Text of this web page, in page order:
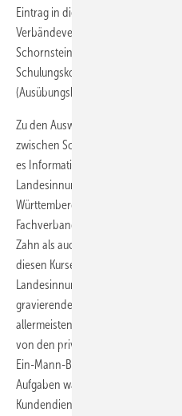
Eintrag in die Handwerksrolle)
Verbändevereinbarung des ZVSHK
Schornsteinfegerhandwerks
Schulungskonzepte für einen
(Ausübungsberechtigung) im
Zu den Auswirkungen und zu
zwischen Schornsteinfeger- und
es Informationen im Doppelpack.
Landesinnungsverbandes des
Württemberg und
Fachverbandes, berichteten über
Zahn als auch Klumpp informierten
diesen Kursen und plädierten für
Landesinnungsmeister der
gravierenden Einschnitten für sein
allermeisten
von den privatwirtschaftlichen
Ein-Mann-Betriebe seien
Aufgaben wahrzunehmen und
Kundendienst anzubieten. Viel